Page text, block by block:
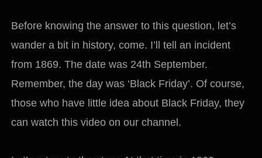
Before knowing the answer to this question, let’s
wander a bit in history, come. I’ll tell an incident
from 1869. The date was 24th September.
Remember, the day was ‘Black Friday’. Of course,
those who have little idea about Black Friday, they
can watch this video on our channel.